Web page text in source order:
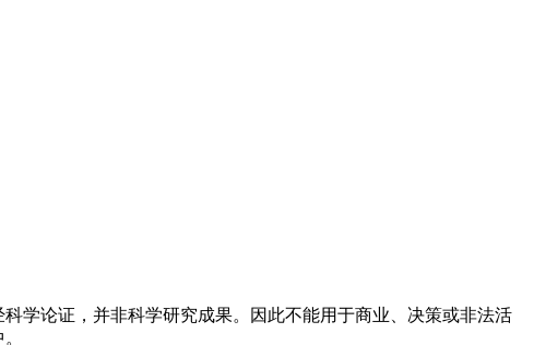
学论证，并非科学研究成果。因此不能用于商业、决策或非法活